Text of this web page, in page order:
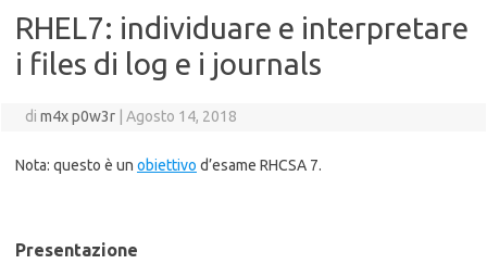
RHEL7: individuare e interpretare
i files di log e i journals
di m4x p0w3r Agosto 14, 2018
Nota: questo è un obiettivo d’esame RHCSA 7.
Presentazione